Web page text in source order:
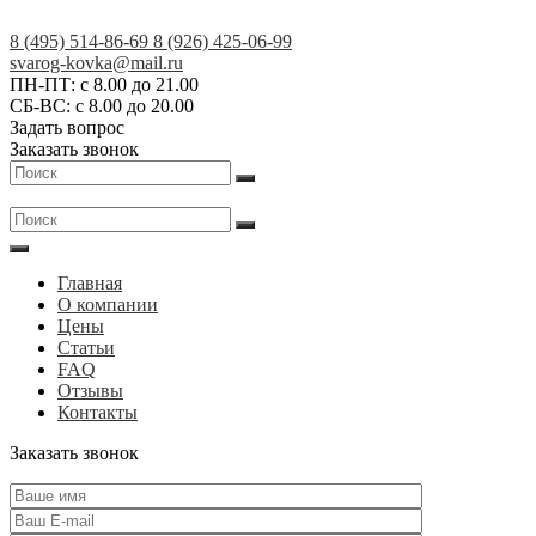
to
content
Кованые
изделия
на
заказ
в
и
МО
АртСКМ
8 (495) 514-86-69 8 (926) 425-06-99
svarog-kovka@mail.ru
ПН-ПТ: с 8.00 до 21.00
СБ-ВС: с 8.00 до 20.00
Задать вопрос
Заказать звонок
Главная
О компании
Цены
Статьи
FAQ
Отзывы
Контакты
Заказать звонок